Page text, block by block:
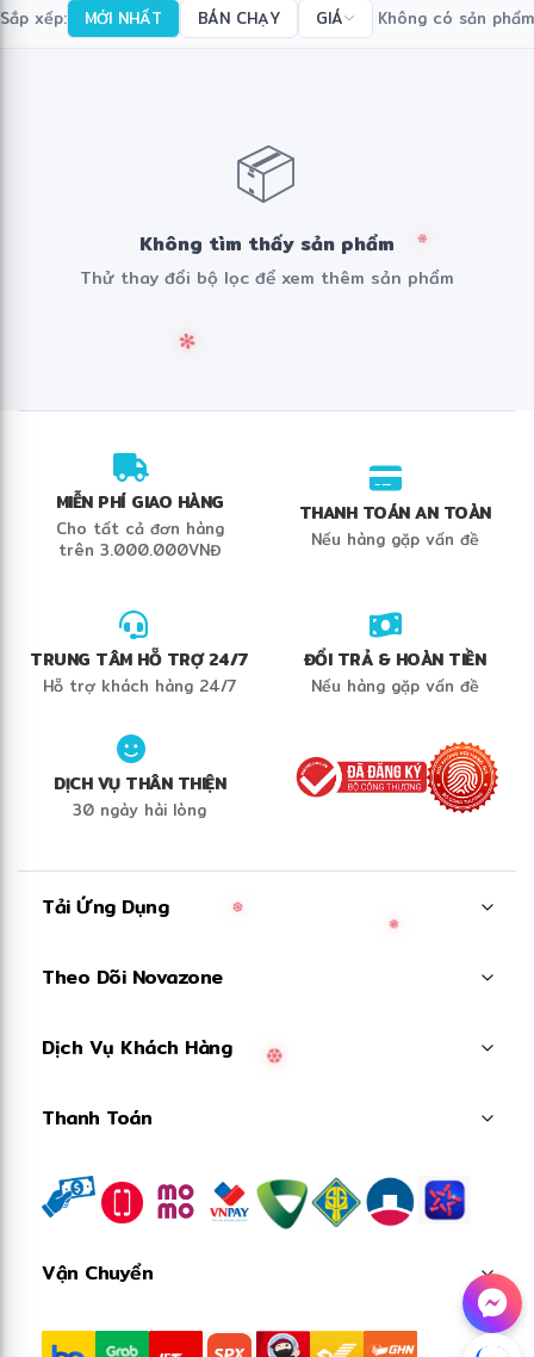
Sắp xếp: MỚI NHẤT BÁN CHẠY GIÁ Không có sản phẩm
📦
Không tìm thấy sản phẩm
Thử thay đổi bộ lọc để xem thêm sản phẩm
MIỄN PHÍ GIAO HÀNG
Cho tất cả đơn hàng
trên 3.000.000VNĐ
THANH TOÁN AN TOÀN
Nếu hàng gặp vấn đề
TRUNG TÂM HỖ TRỢ 24/7
Hỗ trợ khách hàng 24/7
ĐỔI TRẢ & HOÀN TIỀN
Nếu hàng gặp vấn đề
DỊCH VỤ THÂN THIỆN
30 ngày hài lòng
Tải Ứng Dụng
Theo Dõi Novazone
Dịch Vụ Khách Hàng
Thanh Toán
Vận Chuyển
✻